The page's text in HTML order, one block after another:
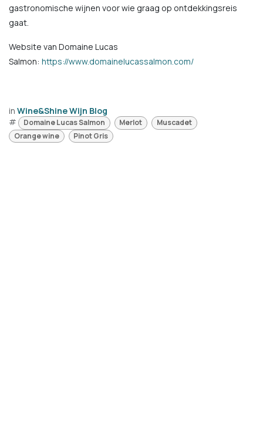
gastronomische wijnen voor wie graag op ontdekkingsreis
gaat.
Website van Domaine Lucas
Salmon: https://www.domainelucassalmon.com/
in Wine&Shine Wijn Blog
#
Domaine Lucas Salmon Merlot
Muscadet
Orange wine
Pinot Gris